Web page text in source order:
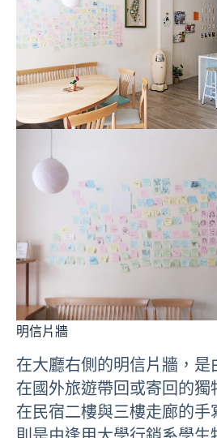
明信片牆
在大廳右側的明信片牆，是
在國外旅遊帶回或寄回的獨
在民宿二樓與三樓走廊的手